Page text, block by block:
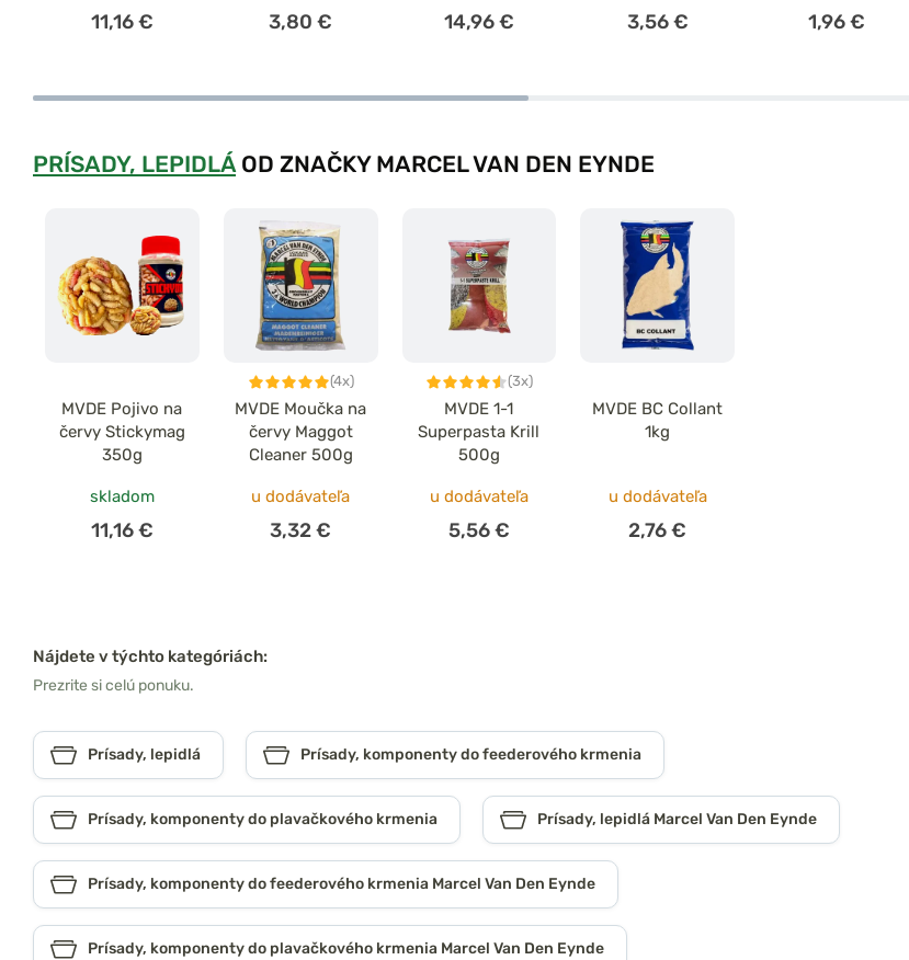
11,16 € 3,80 € 14,96 € 3,56 € 1,96 €
PRÍSADY, LEPIDLÁOD ZNAČKY MARCEL VAN DEN EYNDE
MVDE Pojivo na
červy Stickymag
350g
skladom
11,16 €
(4x)
MVDE Moučka na
červy Maggot
Cleaner 500g
u dodávateľa
3,32 €
(3x)
MVDE 1-1
Superpasta Krill
500g
u dodávateľa
5,56 €
MVDE BC Collant
1kg
u dodávateľa
2,76 €
Nájdete v týchto kategóriách:
Prezrite si celú ponuku.
Prísady, lepidlá Prísady, komponenty do feederového krmenia
Prísady, komponenty do plavačkového krmenia Prísady, lepidlá Marcel Van Den Eynde
Prísady, komponenty do feederového krmenia Marcel Van Den Eynde
Prísady, komponenty do plavačkového krmenia Marcel Van Den Eynde